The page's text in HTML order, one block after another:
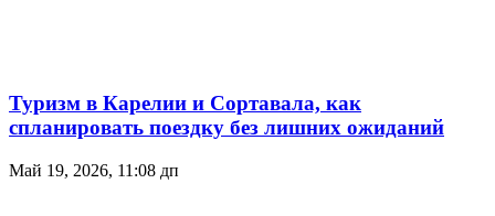
Туризм в Карелии и Сортавала, как
спланировать поездку без лишних ожиданий
Май 19, 2026, 11:08 дп